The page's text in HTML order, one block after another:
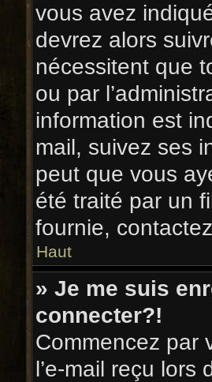
vous avez
devrez alors
nécessitent que
ou par
information est
mail, suivez ses
peut que vous
été traité par un
fournie,
Haut
» Je me suis
connecter?!
Commencez par
l’e-mail reçu